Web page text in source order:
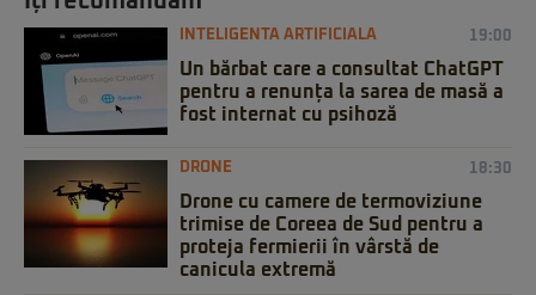
INTELIGENTA ARTIFICIALA 19:00
Un bărbat care a consultat ChatGPT
pentru a renunța la sarea de masă a
fost internat cu psihoză
DRONE 18:30
Drone cu camere de termoviziune
trimise de Coreea de Sud pentru a
proteja fermierii în vârstă de
canicula extremă